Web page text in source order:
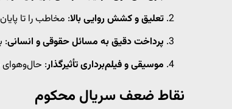
تعلیق و کشش روایی بالا: مخاطب را تا
پرداخت دقیق به مسائل حقوقی و انسانی:
موسیقی و فیلم‌برداری تأثیرگذار:
نقاط ضعف سریال محکوم